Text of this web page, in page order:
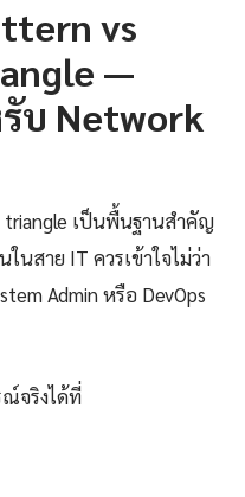
vs
—
บ Network
triangle เป็นพื้นฐานสำคัญ
นสาย IT ควรเข้าใจไม่ว่า
Admin หรือ DevOps
ณ์จริงได้ที่